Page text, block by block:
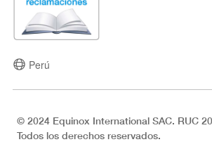
Perú
© 2024 Equinox International SAC. RUC
Todos los derechos reservados.